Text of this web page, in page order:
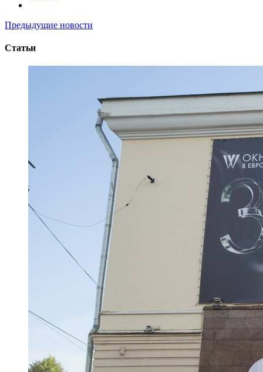
Предыдущие новости
Статьи